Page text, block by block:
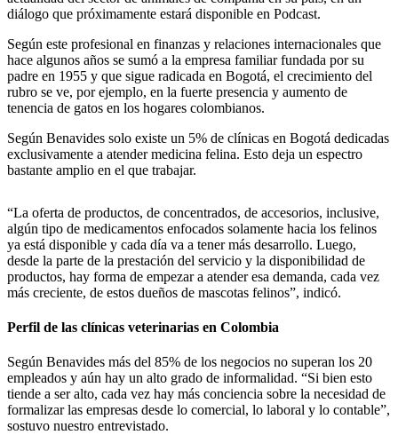
diálogo que próximamente estará disponible en Podcast.
Según este profesional en finanzas y relaciones internacionales que
hace algunos años se sumó a la empresa familiar fundada por su
padre en 1955 y que sigue radicada en Bogotá, el crecimiento del
rubro se ve, por ejemplo, en la fuerte presencia y aumento de
tenencia de gatos en los hogares colombianos.
Según Benavides solo existe un 5% de clínicas en Bogotá dedicadas
exclusivamente a atender medicina felina. Esto deja un espectro
bastante amplio en el que trabajar.
“La oferta de productos, de concentrados, de accesorios, inclusive,
algún tipo de medicamentos enfocados solamente hacia los felinos
ya está disponible y cada día va a tener más desarrollo. Luego,
desde la parte de la prestación del servicio y la disponibilidad de
productos, hay forma de empezar a atender esa demanda, cada vez
más creciente, de estos dueños de mascotas felinos”, indicó.
Perfil de las clínicas veterinarias en Colombia
Según Benavides más del 85% de los negocios no superan los 20
empleados y aún hay un alto grado de informalidad. “Si bien esto
tiende a ser alto, cada vez hay más conciencia sobre la necesidad de
formalizar las empresas desde lo comercial, lo laboral y lo contable”,
sostuvo nuestro entrevistado.